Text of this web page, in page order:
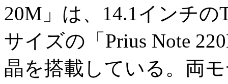
20M」は、14.1インチ
サイズの「Prius Note
晶を搭載している。両